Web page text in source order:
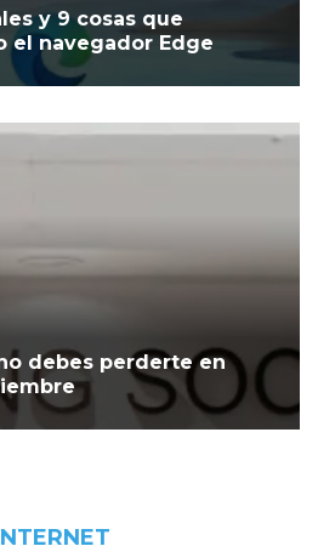
y 9 cosas que
el navegador Edge
debes perderte en